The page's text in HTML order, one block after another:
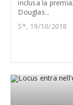
inclusa la
Douglas...
S*, 19/10/2018